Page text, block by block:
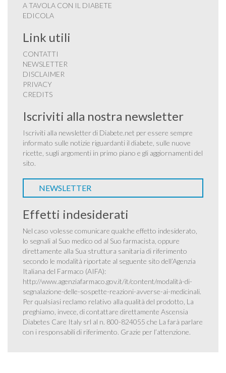
A TAVOLA CON IL DIABETE
EDICOLA
Link utili
CONTATTI
NEWSLETTER
DISCLAIMER
PRIVACY
CREDITS
Iscriviti alla nostra newsletter
Iscriviti alla newsletter di Diabete.net per essere sempre
informato sulle notizie riguardanti il diabete, sulle nuove
ricette, sugli argomenti in primo piano e gli aggiornamenti del
sito.
NEWSLETTER
Effetti indesiderati
Nel caso volesse comunicare qualche effetto indesiderato,
lo segnali al Suo medico od al Suo farmacista, oppure
direttamente alla Sua struttura sanitaria di riferimento
secondo le modalità riportate al seguente sito dell’Agenzia
Italiana del Farmaco (AIFA):
http://www.agenziafarmaco.gov.it/it/content/modalità-di-
segnalazione-delle-sospette-reazioni-avverse-ai-medicinali.
Per qualsiasi reclamo relativo alla qualità del prodotto, La
preghiamo, invece, di contattare direttamente Ascensia
Diabetes Care Italy srl al n. 800-824055 che La farà parlare
con i responsabili di riferimento. Grazie per l’attenzione.